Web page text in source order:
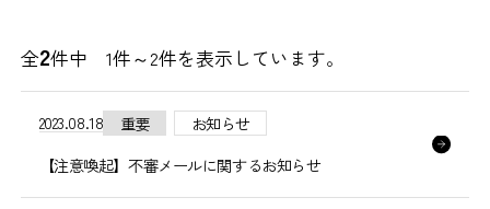
全2件中 1件～2件を表示しています。
2023.08.18 重要
お知らせ
【注意喚起】不審メールに関するお知らせ